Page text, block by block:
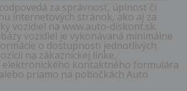
za správnosť, úplnosť či
internetových stránok, ako aj za
vozidiel na www.auto-diskont.sk.
vozidiel je vykonávaná minimálne
o dostupnosti jednotlivých
na zákazníckej linke,
kontaktného formulára
priamo na pobočkách Auto